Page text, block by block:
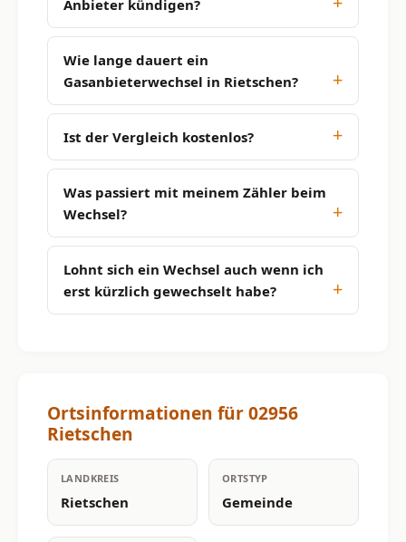
Anbieter kündigen?
Wie lange dauert ein
Gasanbieterwechsel in Rietschen?
Ist der Vergleich kostenlos?
Was passiert mit meinem Zähler beim
Wechsel?
Lohnt sich ein Wechsel auch wenn ich
erst kürzlich gewechselt habe?
Ortsinformationen für 02956
Rietschen
LANDKREIS
Rietschen
ORTSTYP
Gemeinde